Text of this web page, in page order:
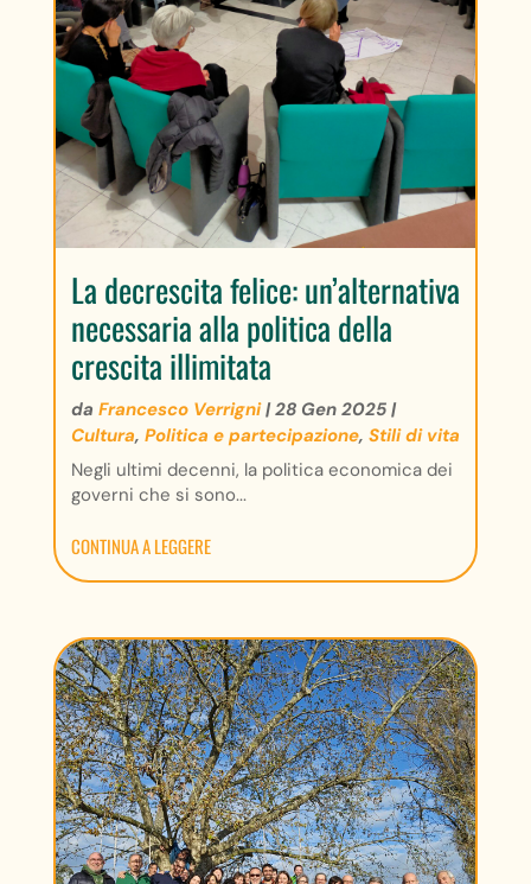
La decrescita felice: un’alternativa
necessaria alla politica della
crescita illimitata
da Francesco Verrigni|28 Gen 2025|
Cultura, Politica e partecipazione, Stili di vita
Negli ultimi decenni, la politica economica dei
governi che si sono...
CONTINUA A LEGGERE